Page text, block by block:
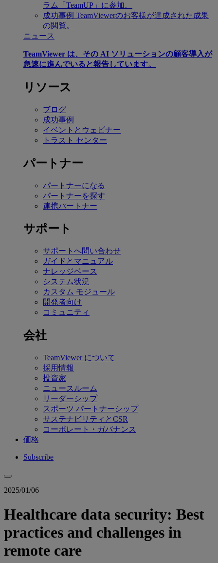
ラム「TeamUP」に参加。
成功事例 TeamViewerのお客様が達成された成果
の閲覧。
ニュース
TeamViewer は、その AI ソリューションの顧客導入が
急速に進んでいると報告しています。
リソース
ブログ
成功事例
イベントとウェビナー
トラスト センター
パートナー
パートナーになる
パートナーを探す
連携パートナー
サポート
サポートへ問い合わせ
ガイドとマニュアル
ナレッジベース
システム状況
カスタム モジュール
開発者向け
コミュニティ
会社
TeamViewer について
採用情報
投資家
ニュースルーム
リーダーシップ
スポーツ パートナーシップ
サステナビリティとCSR
コーポレート・ガバナンス
価格
Subscribe
2025/01/06
Healthcare data security: Best
practices and challenges in
remote care